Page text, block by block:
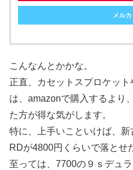
メルカ
こんなんとかかな。
正直、カセットスプロケッ
は、amazonで購入するより
た方が得な気がします。
特に、上手いこといけば、
RDが4800円くらいで落とせ
至っては、7700の９ｓデュ